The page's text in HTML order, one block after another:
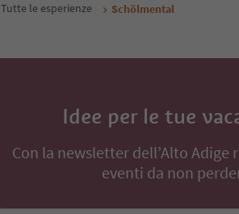
Tutte le esperienze Schölmental
Idee per le tue
Con la newsletter dell’Alto
eventi da non